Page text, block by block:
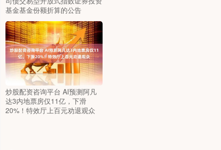
基金基金份额折算的公告
炒股配资咨询平台 AI预测阿凡
达3内地票房仅11亿，下滑
20%！特效厅上百元劝退观众